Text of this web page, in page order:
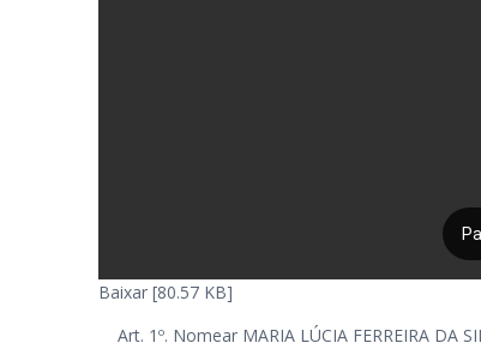
Baixar [80.57 KB]
Art. 1º. Nomear MARIA LÚCIA FERREIRA